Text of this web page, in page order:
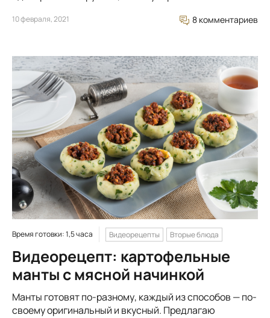
10 февраля, 2021 8 комментариев
Время готовки: 1,5 часа Видеорецепты Вторые блюда
Видеорецепт: картофельные
манты с мясной начинкой
Манты готовят по-разному, каждый из способов — по-
своему оригинальный и вкусный. Предлагаю